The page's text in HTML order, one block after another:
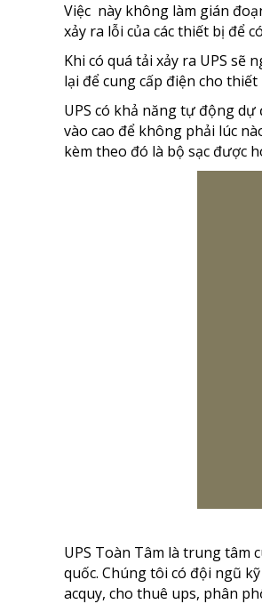
Việc này không làm gián
xảy ra lỗi của các thiết bị để
Khi có quá tải xảy ra UPS sẽ
lại để cung cấp điện cho thiết
UPS có khả năng tự động
vào cao để không phải lúc
kèm theo đó là bộ sạc được
Lắp
UPS Toàn Tâm là trung tâm
quốc. Chúng tôi có đội ngũ
acquy, cho thuê ups, phân